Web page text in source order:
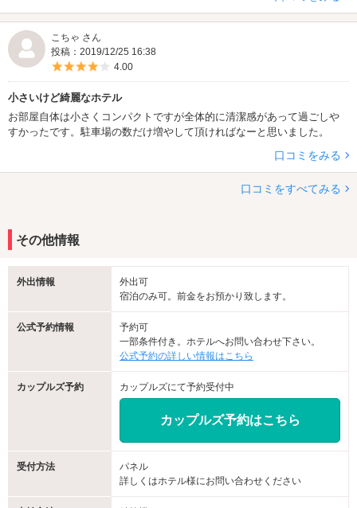
こちゃ さん
投稿：2019/12/25 16:38
5つ星のうち4
4.00
小さいけど綺麗なホテル
お部屋自体は小さくコンパクトですが全体的に清潔感があって過ごしや
すかったです。駐車場の数だけ増やして頂ければなーと思いました。
口コミをみる
口コミをすべてみる
その他情報
外出情報
外出可
宿泊のみ可。前金をお預かり致します。
公式予約情報
予約可
一部条件付き。ホテルへお問い合わせ下さい。
公式予約の詳しい情報はこちら
カップルズ予約 カップルズにて予約受付中
カップルズ予約はこちら
受付方法
パネル
詳しくはホテル様にお問い合わせください